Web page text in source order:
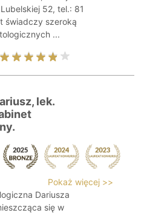
52, tel.: 81
świadczy szeroką
...
lek.
Pokaż więcej >>
Dariusza
się w